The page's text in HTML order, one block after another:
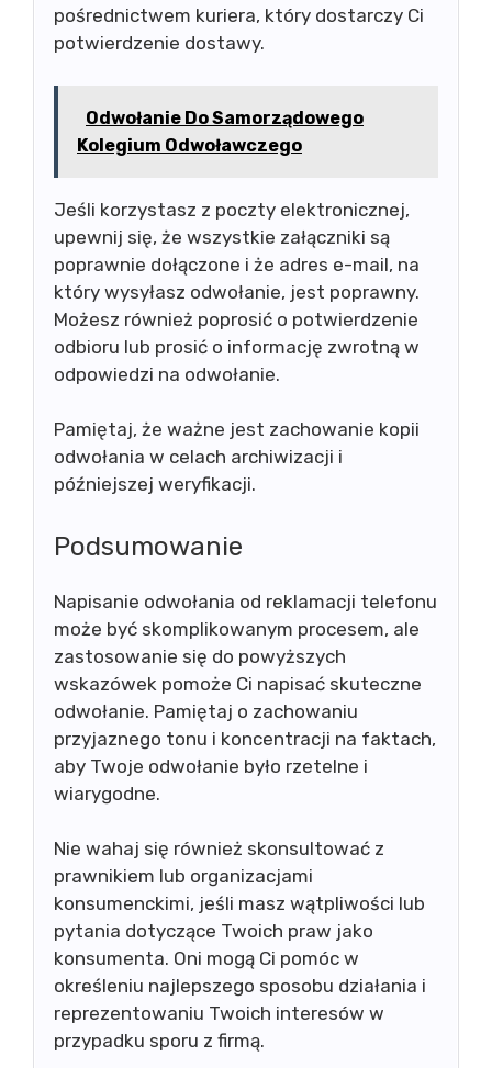
pośrednictwem kuriera, który dostarczy Ci
potwierdzenie dostawy.
Odwołanie Do Samorządowego
Kolegium Odwoławczego
Jeśli korzystasz z poczty elektronicznej,
upewnij się, że wszystkie załączniki są
poprawnie dołączone i że adres e-mail, na
który wysyłasz odwołanie, jest poprawny.
Możesz również poprosić o potwierdzenie
odbioru lub prosić o informację zwrotną w
odpowiedzi na odwołanie.
Pamiętaj, że ważne jest zachowanie kopii
odwołania w celach archiwizacji i
późniejszej weryfikacji.
Podsumowanie
Napisanie odwołania od reklamacji telefonu
może być skomplikowanym procesem, ale
zastosowanie się do powyższych
wskazówek pomoże Ci napisać skuteczne
odwołanie. Pamiętaj o zachowaniu
przyjaznego tonu i koncentracji na faktach,
aby Twoje odwołanie było rzetelne i
wiarygodne.
Nie wahaj się również skonsultować z
prawnikiem lub organizacjami
konsumenckimi, jeśli masz wątpliwości lub
pytania dotyczące Twoich praw jako
konsumenta. Oni mogą Ci pomóc w
określeniu najlepszego sposobu działania i
reprezentowaniu Twoich interesów w
przypadku sporu z firmą.